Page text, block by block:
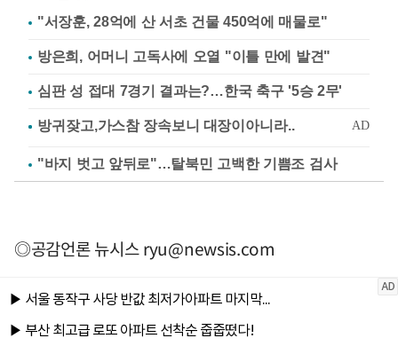
"서장훈, 28억에 산 서초 건물 450억에 매물로"
방은희, 어머니 고독사에 오열 "이틀 만에 발견"
심판 성 접대 7경기 결과는?…한국 축구 '5승 2무'
"바지 벗고 앞뒤로"…탈북민 고백한 기쁨조 검사
◎공감언론 뉴시스ryu@newsis.com